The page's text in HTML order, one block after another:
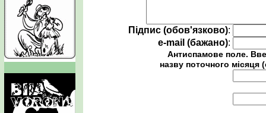
Підпис (обов'язково):
e-mail (бажано):
Антиспамове поле.
назву поточного